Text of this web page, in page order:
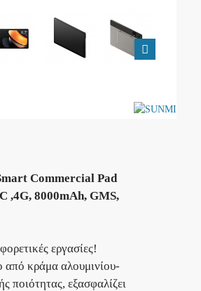
Commercial Pad
,4G, 8000mAh, GMS,
εργασίες!
κράμα αλουμινίου-
ποιότητας, εξασφαλίζει